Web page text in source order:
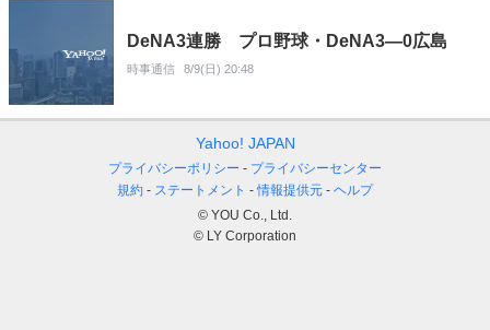
DeNA3連勝 プロ野球・DeNA3―0広島
時事通信 8/9(日) 20:48
Yahoo! JAPAN
プライバシーポリシー
プライバシーセンター
規約
ステートメント 情報提供元
ヘルプ
© YOU Co., Ltd.
© LY Corporation